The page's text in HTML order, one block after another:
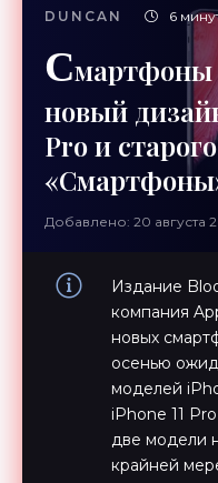
DUNCAN 6
Смартфоны
новый
Pro и
Добавлено: 20 августа
Издание
компания
новых
осенью
моделей
iPhone 11
две модели
крайней